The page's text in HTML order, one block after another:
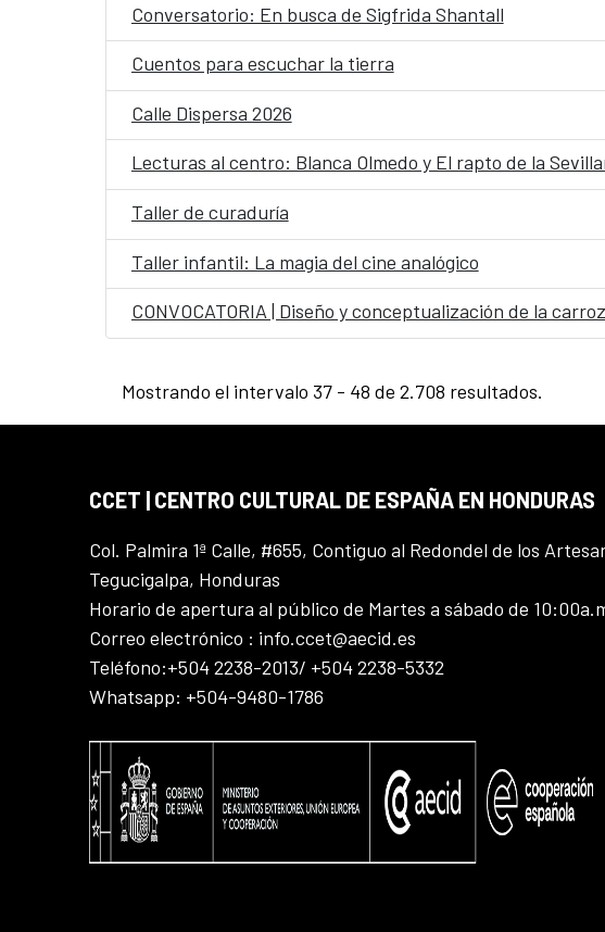
Conversatorio: En busca de Sigfrida Shantall
Cuentos para escuchar la tierra
Calle Dispersa 2026
Lecturas al centro: Blanca Olmedo y El rapto de la
Taller de curaduría
Taller infantil: La magia del cine analógico
CONVOCATORIA | Diseño y conceptualización de la
Mostrando el intervalo 37 - 48 de 2.708 resultados.
CCET | CENTRO CULTURAL DE ESPAÑA EN HONDURAS
Col. Palmira 1ª Calle, #655, Contiguo al Redondel de los
Tegucigalpa, Honduras
Horario de apertura al público de Martes a sábado de
Correo electrónico : info.ccet@aecid.es
Teléfono:+504 2238-2013/ +504 2238-5332
Whatsapp: +504-9480-1786